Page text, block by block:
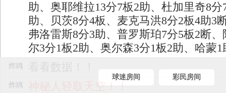
助、奥耶维拉13分7板2助、杜加里奇8分
助、贝茨8分4板、麦克马洪8分2板4助3
弗洛雷斯8分3助、普罗斯珀7分5板2断、
尔3分1板2助、奥尔森3分1板2助、哈蒙1
炸鸡
炸鸡 神秘人轻取天空！！
球迷房间 彩民房间